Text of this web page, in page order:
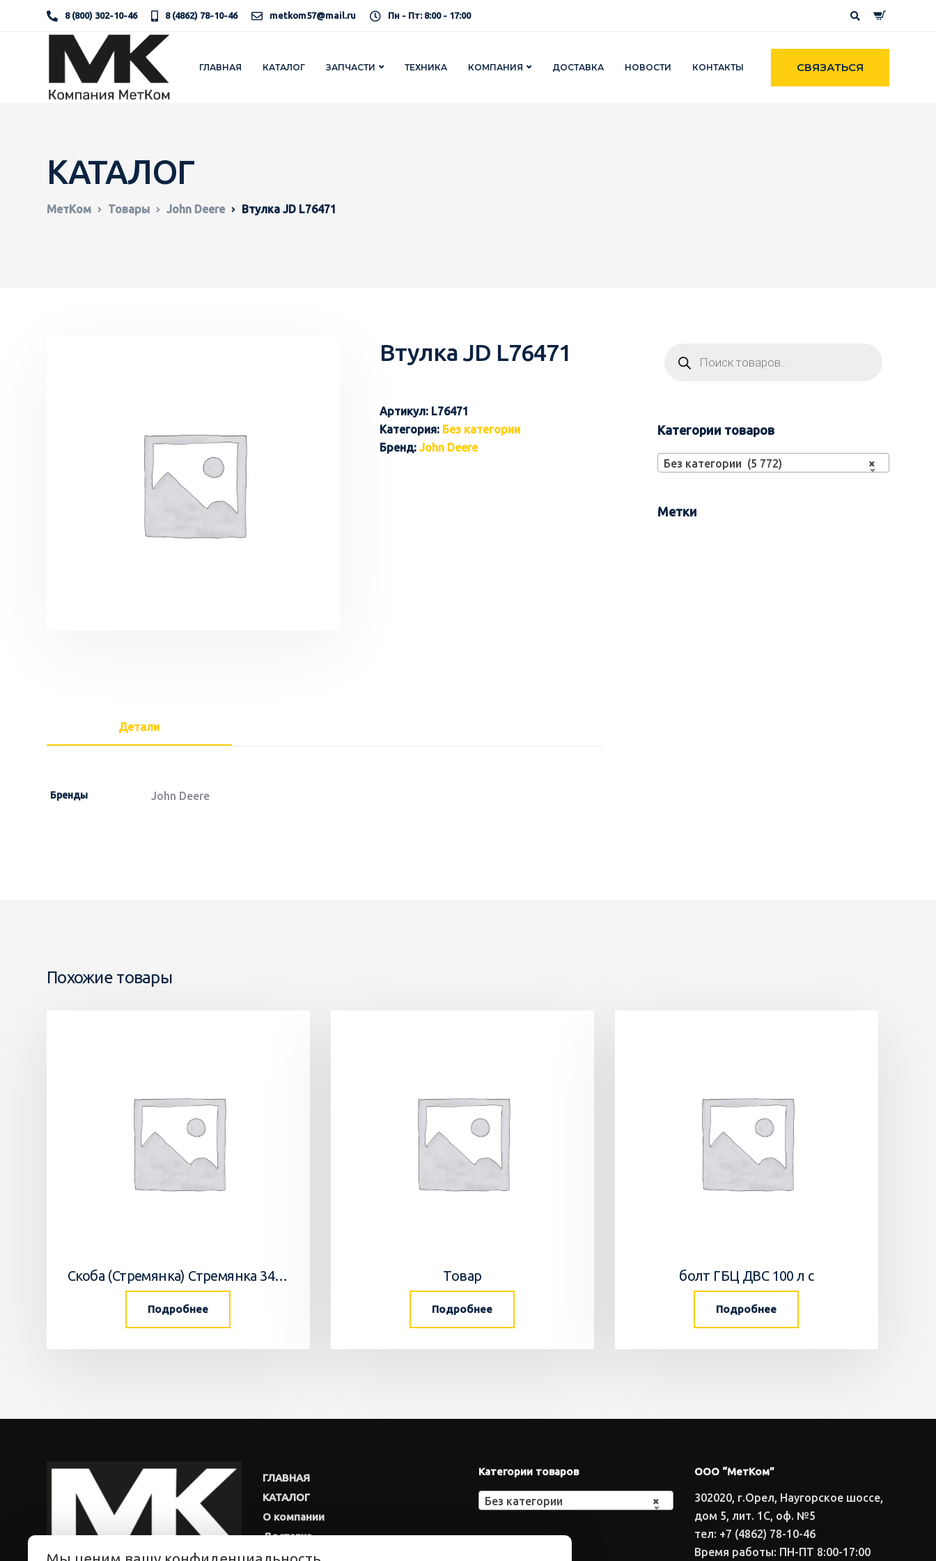
8 (800) 302-10-46 8 (4862) 78-10-46 metkom57@mail.ru Пн - Пт: 8:00 - 17:00
ГЛАВНАЯ КАТАЛОГ ЗАПЧАСТИ ТЕХНИКА КОМПАНИЯ ДОСТАВКА НОВОСТИ КОНТАКТЫ СВЯЗАТЬСЯ
КАТАЛОГ
МетКом Товары John Deere Втулка JD L76471
Втулка JD L76471
Артикул: L76471
Категория: Без категории
Бренд: John Deere
Детали
Бренды John Deere
Категории товаров
×
Без категории (5 772)
Метки
Похожие товары
Скоба (Стремянка) Стремянка 34033502 Horsch
Подробнее
Товар
Подробнее
болт ГБЦ ДВС 100 л с
Подробнее
ГЛАВНАЯ
КАТАЛОГ
О компании
Доставка
Новости
Категории товаров
×
Без категории
ООО “МетКом”
302020, г.Орел, Наугорское шоссе,
дом 5, лит. 1С, оф. №5
тел: +7 (4862) 78-10-46
Время работы: ПН-ПТ 8:00-17:00